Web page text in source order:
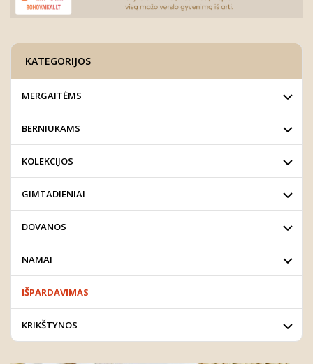
KATEGORIJOS
MERGAITĖMS
BERNIUKAMS
KOLEKCIJOS
GIMTADIENIAI
DOVANOS
NAMAI
IŠPARDAVIMAS
KRIKŠTYNOS